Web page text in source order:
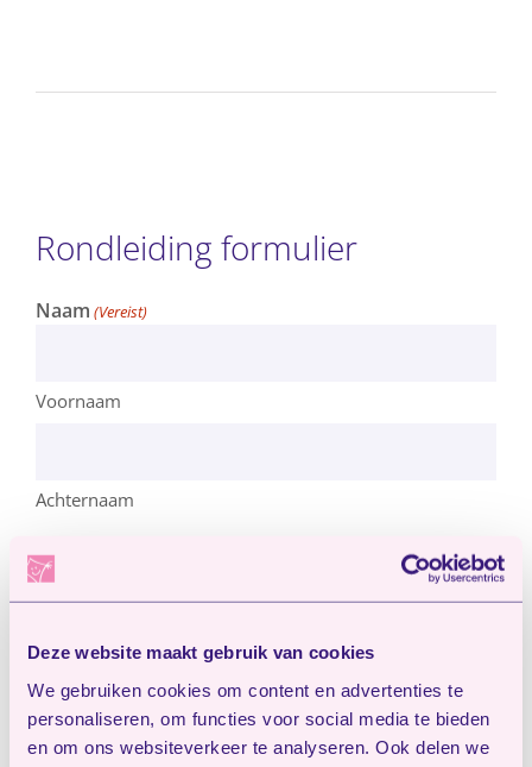
Deze website maakt gebruik van cookies
We gebruiken cookies om content en advertenties te
personaliseren, om functies voor social media te bieden
en om ons websiteverkeer te analyseren. Ook delen we
Rondleiding formulier
Naam (Vereist)
Voornaam
Achternaam
E-mailadres
Telefoon